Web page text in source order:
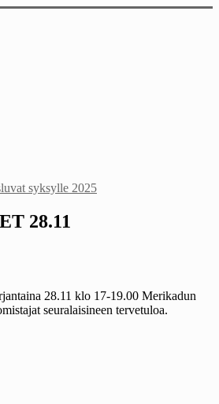
syksylle 2025
28.11
28.11 klo 17-19.00 Merikadun
seuralaisineen tervetuloa.